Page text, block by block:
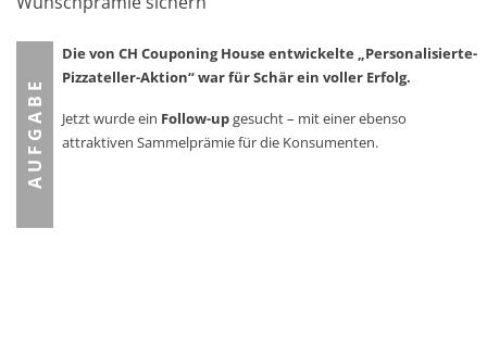
A U F G A B E
Die von CH Couponing House entwickelte „Personalisierte-
Pizzateller-Aktion“ war für Schär ein voller Erfolg.
Jetzt wurde ein Follow-upgesucht – mit einer ebenso
attraktiven Sammelprämie für die Konsumenten.